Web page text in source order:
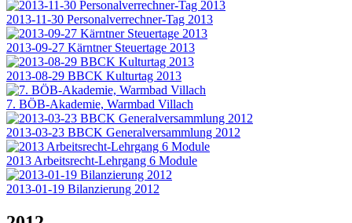
2013-11-30 Personalverrechner-Tag 2013
2013-09-27 Kärntner Steuertage 2013
2013-08-29 BBCK Kulturtag 2013
7. BÖB-Akademie, Warmbad Villach
2013-03-23 BBCK Generalversammlung 2012
2013 Arbeitsrecht-Lehrgang 6 Module
2013-01-19 Bilanzierung 2012